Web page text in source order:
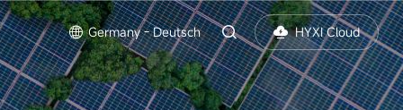
Germany - Deutsch HYXI Cloud